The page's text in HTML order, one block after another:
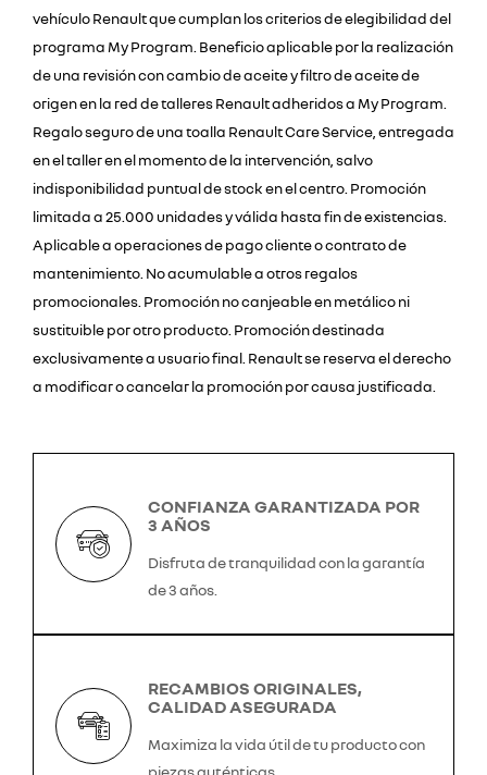
vehículo Renault que cumplan los criterios de elegibilidad del
programa My Program. Beneficio aplicable por la realización
de una revisión con cambio de aceite y filtro de aceite de
origen en la red de talleres Renault adheridos a My Program.
Regalo seguro de una toalla Renault Care Service, entregada
en el taller en el momento de la intervención, salvo
indisponibilidad puntual de stock en el centro. Promoción
limitada a 25.000 unidades y válida hasta fin de existencias.
Aplicable a operaciones de pago cliente o contrato de
mantenimiento. No acumulable a otros regalos
promocionales. Promoción no canjeable en metálico ni
sustituible por otro producto. Promoción destinada
exclusivamente a usuario final. Renault se reserva el derecho
a modificar o cancelar la promoción por causa justificada.
CONFIANZA GARANTIZADA POR
3 AÑOS
Disfruta de tranquilidad con la garantía
de 3 años.
RECAMBIOS ORIGINALES,
CALIDAD ASEGURADA
Maximiza la vida útil de tu producto con
piezas auténticas.